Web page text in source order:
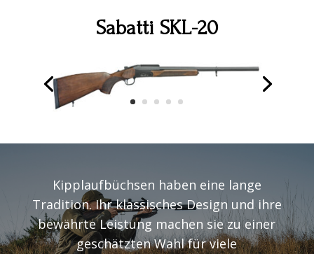
Sabatti SKL-20
Kipplaufbüchsen haben eine lange
Tradition. Ihr klassisches Design und ihre
bewährte Leistung machen sie zu einer
geschätzten Wahl für viele